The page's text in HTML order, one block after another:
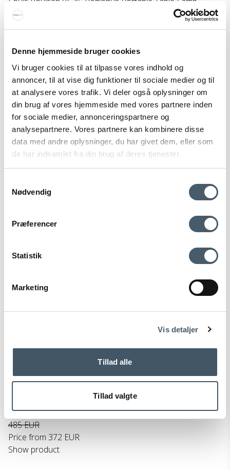
Denne hjemmeside bruger cookies
Vi bruger cookies til at tilpasse vores indhold og
annoncer, til at vise dig funktioner til sociale medier og til
at analysere vores trafik. Vi deler også oplysninger om
din brug af vores hjemmeside med vores partnere inden
for sociale medier, annonceringspartnere og
analysepartnere. Vores partnere kan kombinere disse
data med andre oplysninger, du har givet dem, eller som
de har indsamlet fra din brug af deres tjenester.
Nødvendig
Præferencer
Statistik
Marketing
Vis detaljer
Tillad alle
Tillad valgte
Shipping
Louis Poulsen
237-5744171711M
545 EUR
Price from397 EUR
Show product
Sale
Louis Poulsen VL 45 Radio House Pendant - Amber &
Louis Poulsen
485 EUR
Price from 372 EUR
Show product